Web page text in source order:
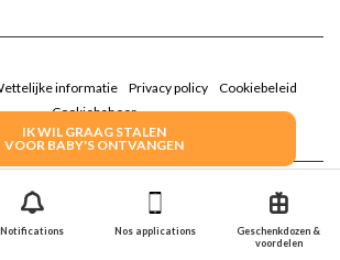
Geschenkdozen &
voordelen
Nos applications
Notifications
IK WIL GRAAG STALEN
VOOR BABY'S ONTVANGEN
informatie Privacy policy
Cookiebeleid
Cookiebeheer
2022 Family Service - De Roze Doos